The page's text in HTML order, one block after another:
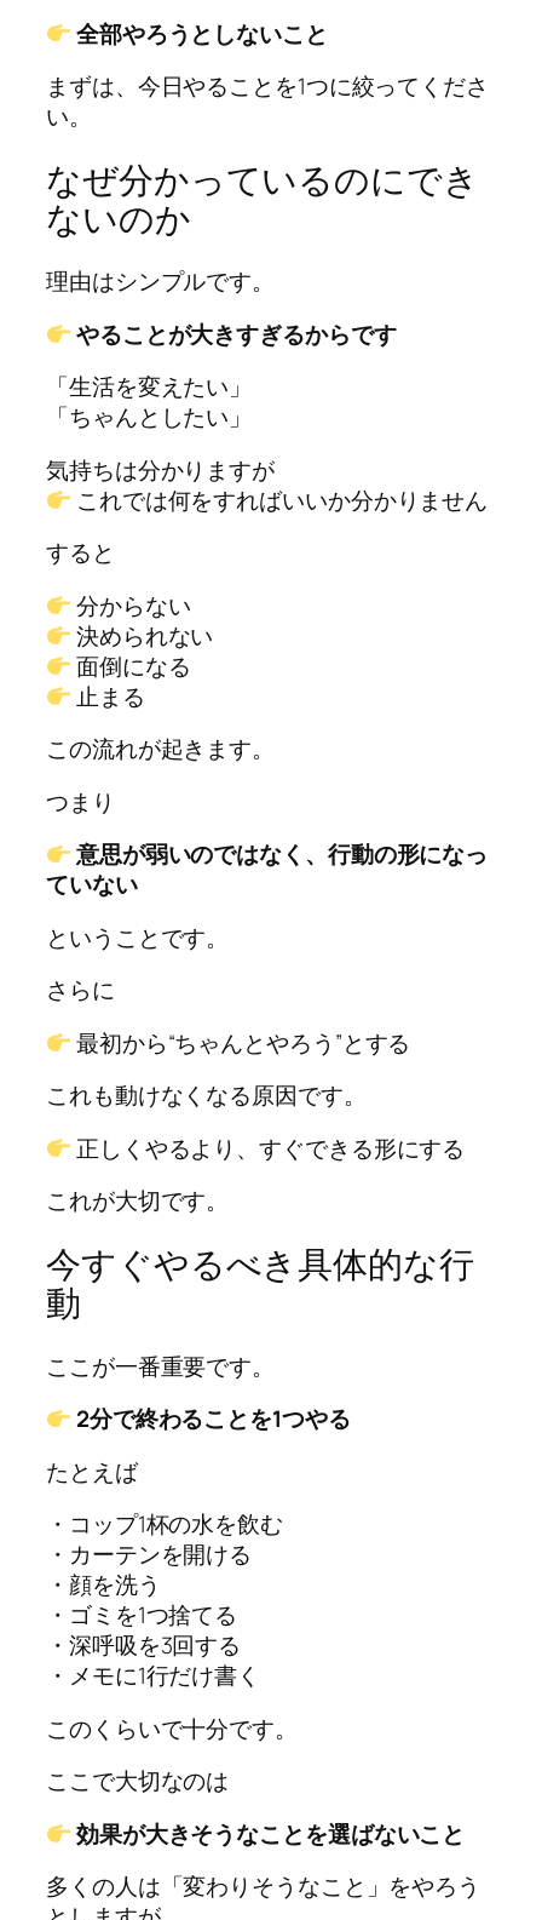
全部やろうとしないこと
まずは、今日やることを1つに絞ってくださ
い。
なぜ分かっているのにでき
ないのか
理由はシンプルです。
やることが大きすぎるからです
「生活を変えたい」
「ちゃんとしたい」
気持ちは分かりますが
これでは何をすればいいか分かりません
すると
分からない
決められない
面倒になる
止まる
この流れが起きます。
つまり
意思が弱いのではなく、行動の形になっ
ていない
ということです。
さらに
最初から“ちゃんとやろう”とする
これも動けなくなる原因です。
正しくやるより、すぐできる形にする
これが大切です。
今すぐやるべき具体的な行
動
ここが一番重要です。
2分で終わることを1つやる
たとえば
・コップ1杯の水を飲む
・カーテンを開ける
・顔を洗う
・ゴミを1つ捨てる
・深呼吸を3回する
・メモに1行だけ書く
このくらいで十分です。
ここで大切なのは
効果が大きそうなことを選ばないこと
多くの人は「変わりそうなこと」をやろう